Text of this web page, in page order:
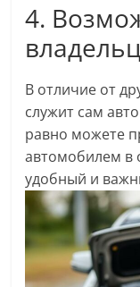
4.
В отличие от
служит сам
равно можете
автомобилем в
удобный и